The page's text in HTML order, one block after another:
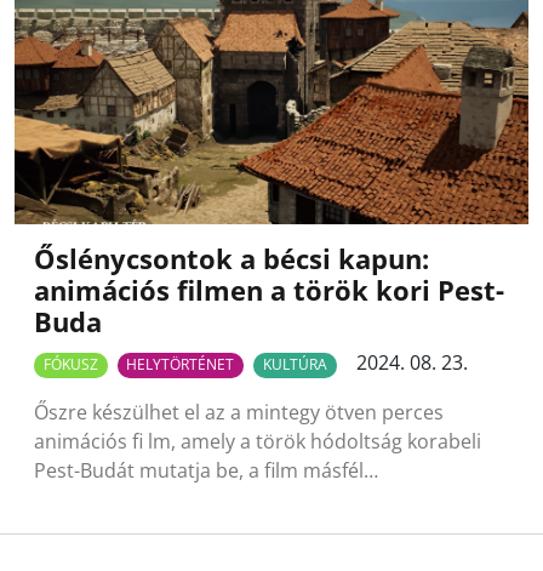
Őslénycsontok a bécsi kapun:
animációs filmen a török kori Pest-
Buda
FÓKUSZ HELYTÖRTÉNET KULTÚRA
2024. 08. 23.
Őszre készülhet el az a mintegy ötven perces
animációs fi lm, amely a török hódoltság korabeli
Pest-Budát mutatja be, a film másfél…